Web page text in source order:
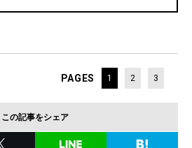
PAGES 1 2 3
この記事をシェア